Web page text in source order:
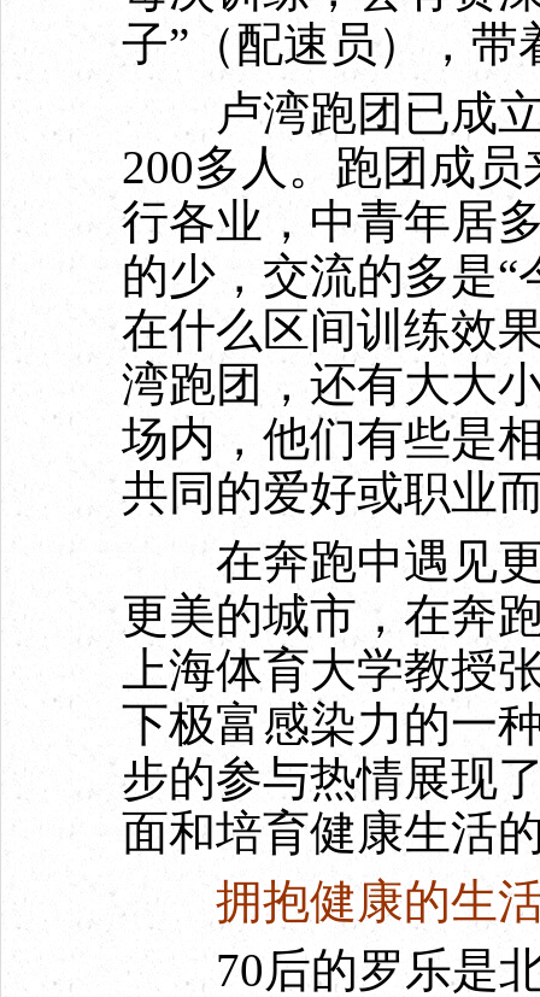
子”（配速员），带
卢湾跑团已成立
200多人。跑团成
行各业，中青年居
的少，交流的多是“
在什么区间训练效
湾跑团，还有大大
场内，他们有些是
共同的爱好或职业
在奔跑中遇见更
更美的城市，在奔
上海体育大学教授
下极富感染力的一
步的参与热情展现
面和培育健康生活
拥抱健康的生
70后的罗乐是北